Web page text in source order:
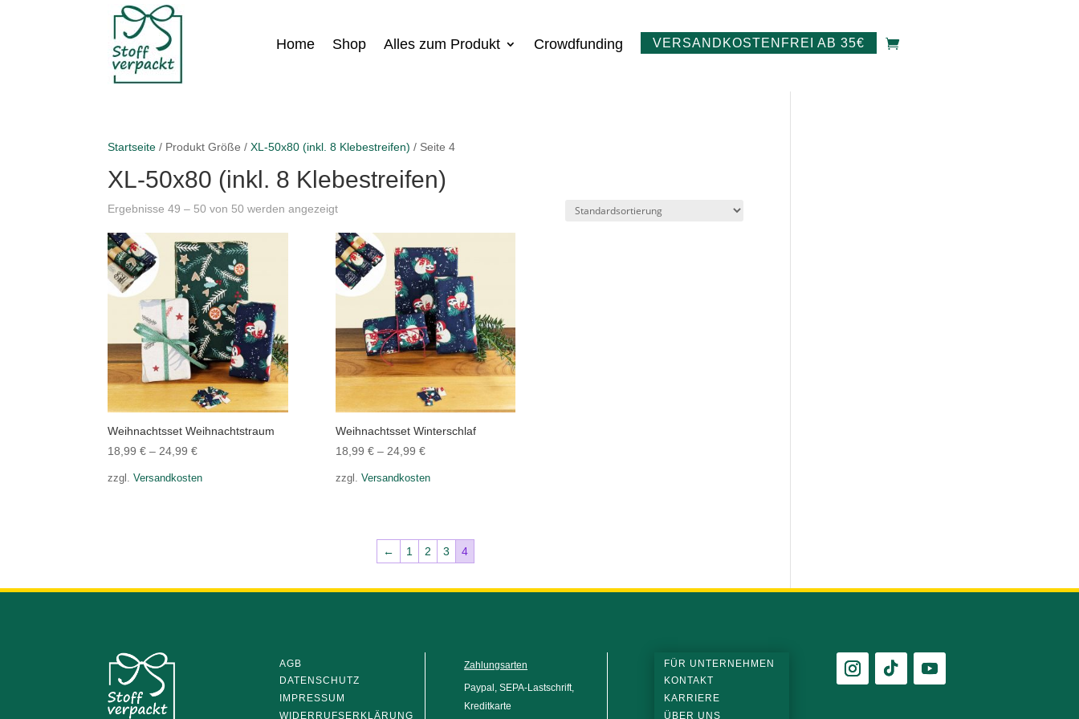
Home Shop Alles zum Produkt Crowdfunding VERSANDKOSTENFREI AB 35€
Startseite / Produkt Größe /XL-50x80 (inkl. 8 Klebestreifen) / Seite 4
XL-50x80 (inkl. 8 Klebestreifen)
Ergebnisse 49 – 50 von 50 werden angezeigt
Weihnachtsset Weihnachtstraum
18,99€ –24,99€
zzgl.Versandkosten
Weihnachtsset Winterschlaf
18,99 €– 24,99 €
zzgl. Versandkosten
← 1 2 3 4
AGB
DATENSCHUTZ
IMPRESSUM
WIDERRUFSERKLÄRUNG
Zahlungsarten
Paypal, SEPA-Lastschrift,
Kreditkarte
FÜR UNTERNEHMEN
KONTAKT
KARRIERE
ÜBER UNS